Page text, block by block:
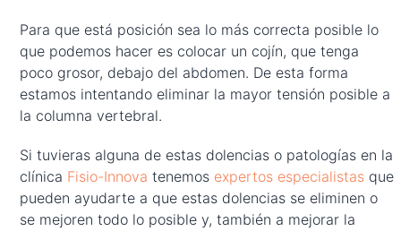
Para que está posición sea lo más correcta posible lo
que podemos hacer es colocar un cojín, que tenga
poco grosor, debajo del abdomen. De esta forma
estamos intentando eliminar la mayor tensión posible a
la columna vertebral.
Si tuvieras alguna de estas dolencias o patologías en la
clínica Fisio-Innova tenemos expertos especialistas que
pueden ayudarte a que estas dolencias se eliminen o
se mejoren todo lo posible y, también a mejorar la